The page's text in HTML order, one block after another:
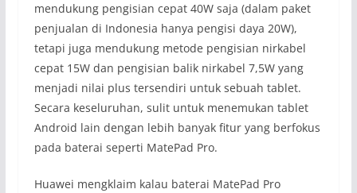
mendukung pengisian cepat 40W saja (dalam paket
penjualan di Indonesia hanya pengisi daya 20W),
tetapi juga mendukung metode pengisian nirkabel
cepat 15W dan pengisian balik nirkabel 7,5W yang
menjadi nilai plus tersendiri untuk sebuah tablet.
Secara keseluruhan, sulit untuk menemukan tablet
Android lain dengan lebih banyak fitur yang berfokus
pada baterai seperti MatePad Pro.
Huawei mengklaim kalau baterai MatePad Pro